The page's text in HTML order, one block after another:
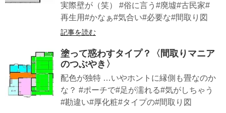
実際壁が（笑） #俗に言う#廃墟#古民家#
再生用#かなぁ#気合い#必要な#間取り図
記事を読む
塗って惑わすタイプ？〈間取りマニア
のつぶやき〉
配色が独特 …いやホントに縁側も畳なのか
な？ #ポーチで#足が濡れる#気がしちゃう
#勘違い#厚化粧#タイプの#間取り図